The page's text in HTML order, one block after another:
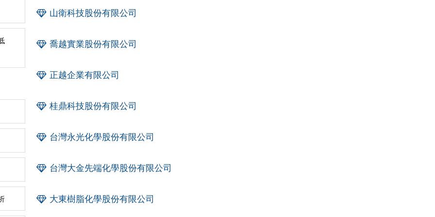
山衛科技股份有限公司
喬越實業股份有限公司
正越企業有限公司
桂鼎科技股份有限公司
台灣永光化學股份有限公司
台灣大金先端化學股份有限公司
大東樹脂化學股份有限公司